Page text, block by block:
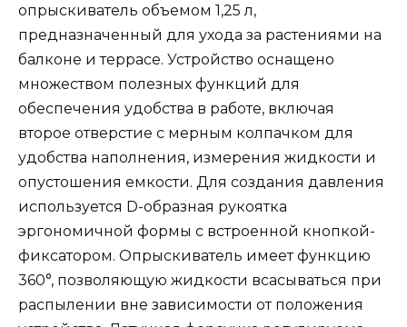
опрыскиватель объемом 1,25 л,
предназначенный для ухода за растениями на
балконе и террасе. Устройство оснащено
множеством полезных функций для
обеспечения удобства в работе, включая
второе отверстие с мерным колпачком для
удобства наполнения, измерения жидкости и
опустошения емкости. Для создания давления
используется D-образная рукоятка
эргономичной формы с встроенной кнопкой-
фиксатором. Опрыскиватель имеет функцию
360°, позволяющую жидкости всасываться при
распылении вне зависимости от положения